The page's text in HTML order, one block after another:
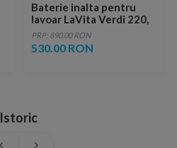
Baterie inalta pentru
lavoar LaVita Verdi 220,
fara ventil, brushed
copper
PRP: 890.00 RON
530.00 RON
Istoric